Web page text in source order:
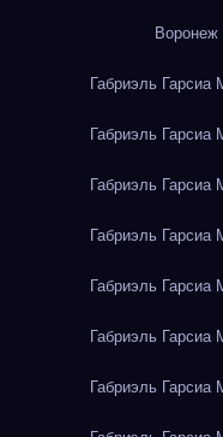
Воронеж
Габриэль
Габриэль
Габриэль
Габриэль
Габриэль
Габриэль
Габриэль